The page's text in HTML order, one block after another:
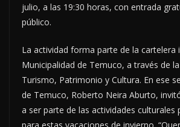
julio, a las 19:30 horas, con entrada
público.
La actividad forma parte de la cartelera
Municipalidad de Temuco, a través de
Turismo, Patrimonio y Cultura. En ese
de Temuco, Roberto Neira Aburto,
a ser parte de las actividades culturales